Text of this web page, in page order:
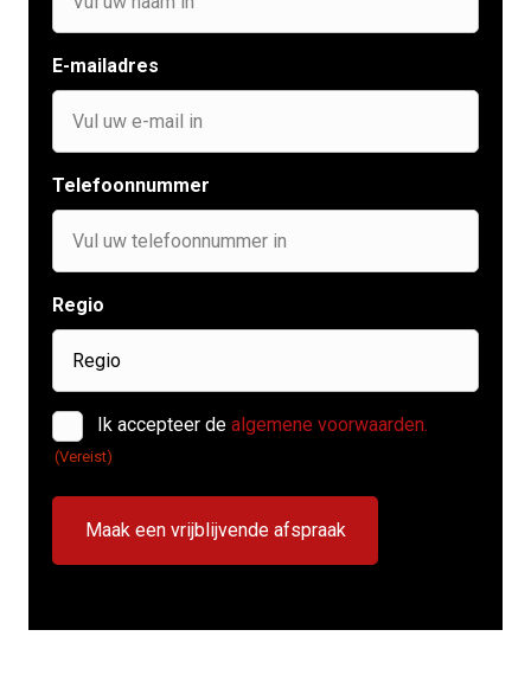
E-mailadres
Telefoonnummer
Regio
Instemming
(Vereist)
Ik accepteer de algemene voorwaarden.
(Vereist)